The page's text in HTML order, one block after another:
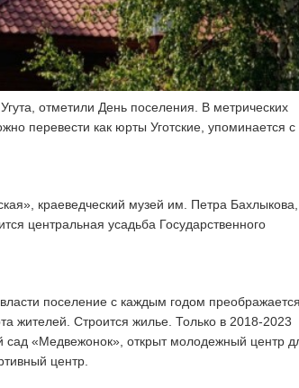
отметили День поселения. В метрических
перевести как юрты Уготские, упоминается с
краеведческий музей им. Петра Бахлыкова,
центральная усадьба Государственного
поселение с каждым годом преображается,
жителей. Строится жилье. Только в 2018-2023
сад «Медвежонок», открыт молодежный центр
центр.